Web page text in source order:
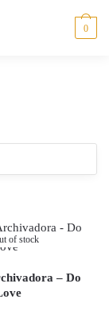
0
of stock
– Do